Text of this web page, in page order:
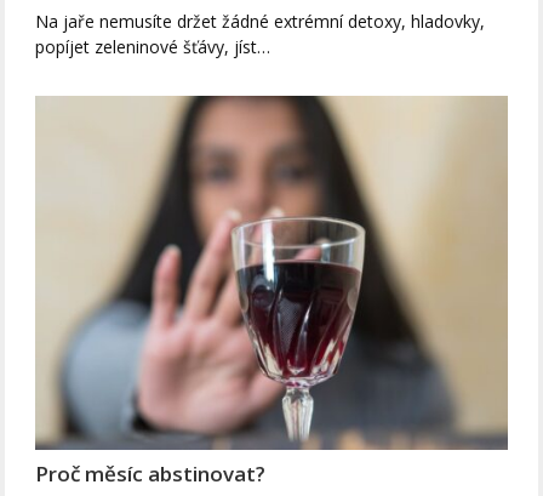
Na jaře nemusíte držet žádné extrémní detoxy, hladovky,
popíjet zeleninové šťávy, jíst…
Proč měsíc abstinovat?